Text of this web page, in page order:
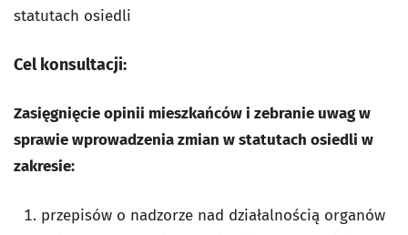
statutach osiedli
Cel konsultacji:
Zasięgnięcie opinii mieszkańców i zebranie uwag w
sprawie wprowadzenia zmian w statutach osiedli w
zakresie:
przepisów o nadzorze nad działalnością organów